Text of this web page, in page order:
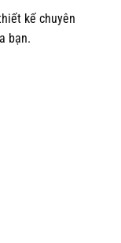
kế chuyên
bạn.